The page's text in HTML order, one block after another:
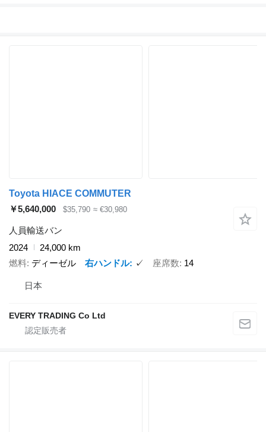
Toyota HIACE COMMUTER
￥5,640,000
$35,790 ≈ €30,980
人員輸送バン
2024
24,000 km
燃料 ディーゼル 右ハンドル ✓ 座席数 14
日本
EVERY TRADING Co Ltd